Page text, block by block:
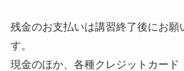
残金のお支払いは講習終了後にお願
す。
現金のほか、各種クレジットカード